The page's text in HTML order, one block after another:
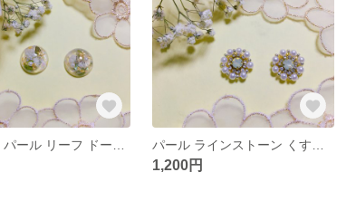
1,200円